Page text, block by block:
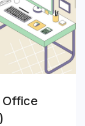
Office